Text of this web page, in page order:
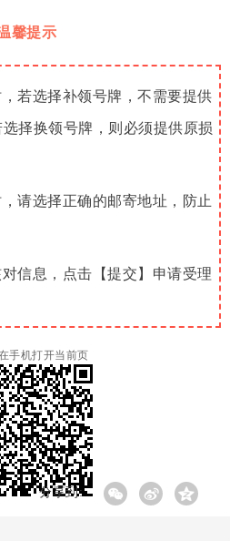
馨提示
若选择补领号牌，不需要提供
择换领号牌，则必须提供原损
请选择正确的邮寄地址，防止
信息，点击【提交】申请受理
手机打开当前页
分享到: